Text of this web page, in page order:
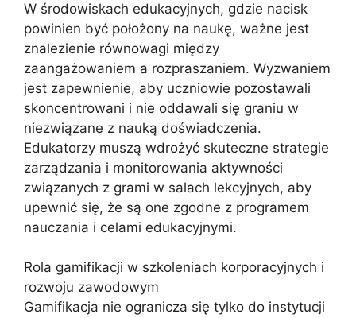
W środowiskach edukacyjnych, gdzie nacisk
powinien być położony na naukę, ważne jest
znalezienie równowagi między
zaangażowaniem a rozpraszaniem. Wyzwaniem
jest zapewnienie, aby uczniowie pozostawali
skoncentrowani i nie oddawali się graniu w
niezwiązane z nauką doświadczenia.
Edukatorzy muszą wdrożyć skuteczne strategie
zarządzania i monitorowania aktywności
związanych z grami w salach lekcyjnych, aby
upewnić się, że są one zgodne z programem
nauczania i celami edukacyjnymi.
Rola gamifikacji w szkoleniach korporacyjnych i
rozwoju zawodowym
Gamifikacja nie ogranicza się tylko do instytucji